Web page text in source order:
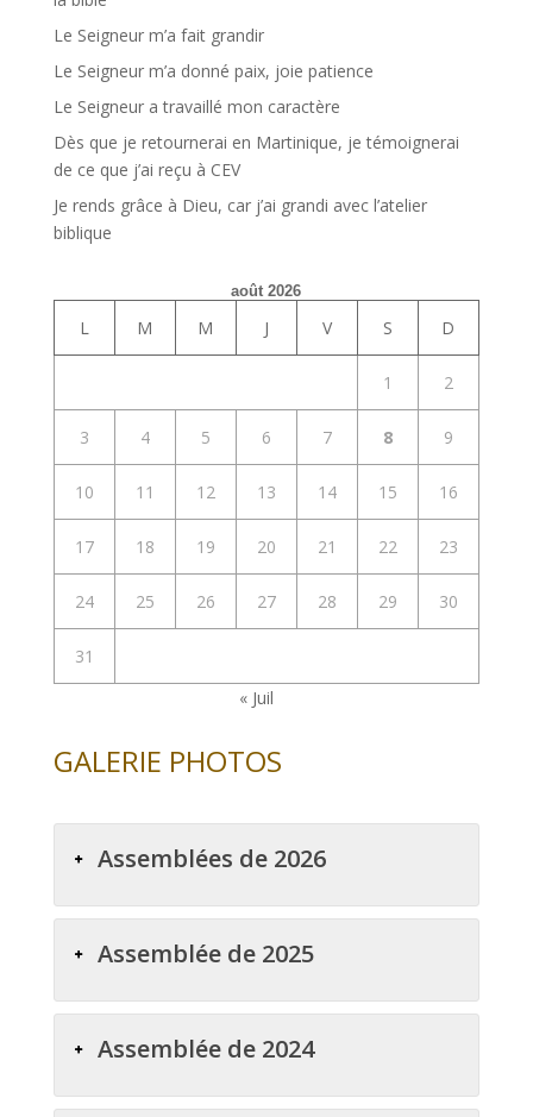
Le Seigneur m’a fait grandir
Le Seigneur m’a donné paix, joie patience
Le Seigneur a travaillé mon caractère
Dès que je retournerai en Martinique, je témoignerai
de ce que j’ai reçu à CEV
Je rends grâce à Dieu, car j’ai grandi avec l’atelier
biblique
août 2026
L M M J V S D
1 2
3 4 5 6 7 8 9
10 11 12 13 14 15 16
17 18 19 20 21 22 23
24 25 26 27 28 29 30
31
« Juil
GALERIE PHOTOS
Assemblées de 2026
Assemblée de 2025
Assemblée de 2024